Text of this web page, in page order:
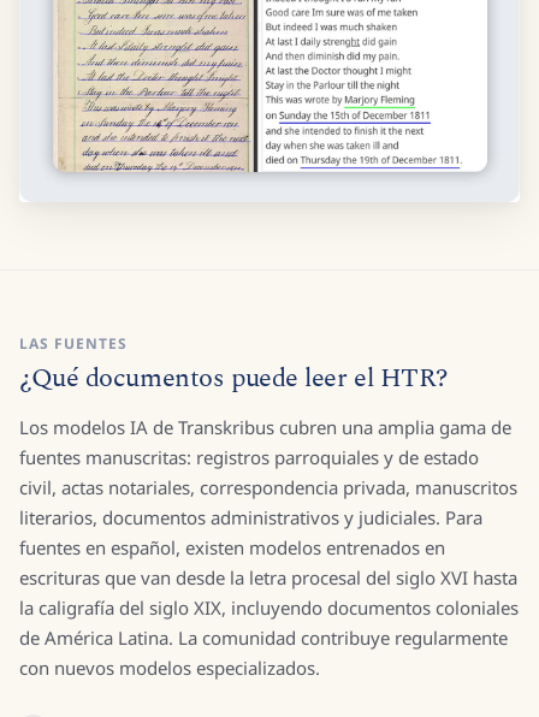
LAS FUENTES
¿Qué documentos puede leer el HTR?
Los modelos IA de Transkribus cubren una amplia gama de
fuentes manuscritas: registros parroquiales y de estado
civil, actas notariales, correspondencia privada, manuscritos
literarios, documentos administrativos y judiciales. Para
fuentes en español, existen modelos entrenados en
escrituras que van desde la letra procesal del siglo XVI hasta
la caligrafía del siglo XIX, incluyendo documentos coloniales
de América Latina. La comunidad contribuye regularmente
con nuevos modelos especializados.